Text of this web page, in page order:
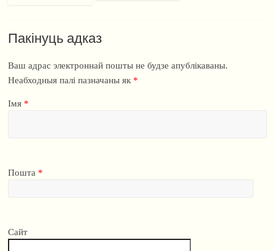
Пакінуць адказ
Ваш адрас электроннай пошты не будзе апублікаваны.
Неабходныя палі пазначаны як *
Імя *
Пошта *
Сайт